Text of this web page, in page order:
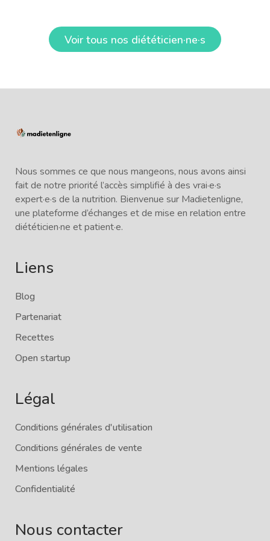
Voir tous nos diététicien·ne·s
Nous sommes ce que nous mangeons, nous avons ainsi
fait de notre priorité l’accès simplifié à des vrai·e·s
expert·e·s de la nutrition. Bienvenue sur Madietenligne,
une plateforme d’échanges et de mise en relation entre
diététicien·ne et patient·e.
Liens
Blog
Partenariat
Recettes
Open startup
Légal
Conditions générales d'utilisation
Conditions générales de vente
Mentions légales
Confidentialité
Nous contacter